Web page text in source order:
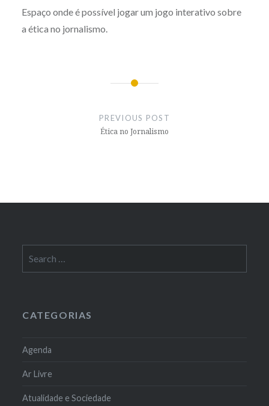
Espaço onde é possível jogar um jogo interativo sobre
a ética no jornalismo.
PREVIOUS POST
Ética no Jornalismo
for:
CATEGORIAS
Agenda
Ar Livre
Atualidade e Sociedade